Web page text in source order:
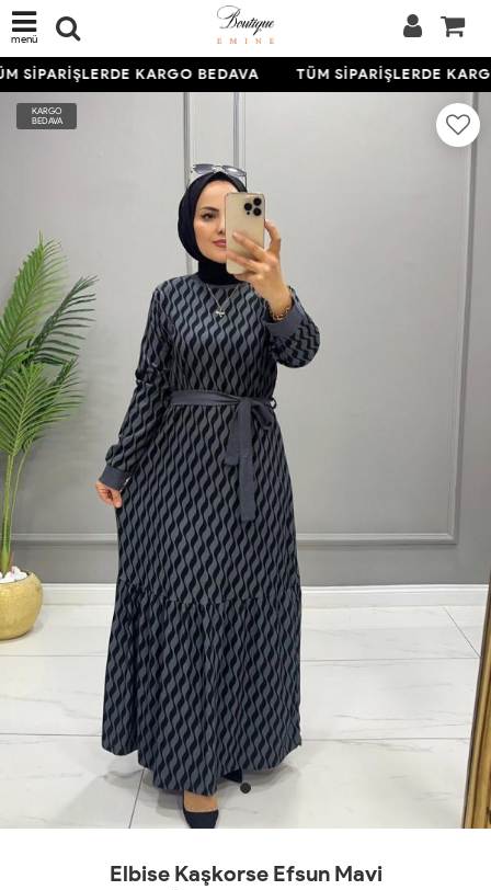
menü
SİPARİŞLERDE KARGO BEDAVA TÜM SİPARİŞLERDE
KARGO
BEDAVA
Elbise Kaşkorse Efsun Mavi